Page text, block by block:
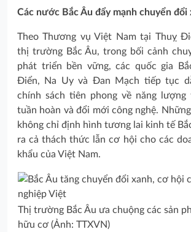
Các nước Bắc Âu đẩy mạnh chuyển đổi
Theo Thương vụ Việt Nam tại Thuỵ
thị trường Bắc Âu, trong bối cảnh
phát triển bền vững, các quốc gia
Điển, Na Uy và Đan Mạch tiếp tục
chính sách tiên phong về năng
tuần hoàn và đổi mới công nghệ.
không chỉ định hình tương lai kinh tế
ra cả thách thức lẫn cơ hội cho các
khẩu của Việt Nam.
Thị trường Bắc Âu ưa chuộng các sản
hữu cơ (Ảnh: TTXVN)